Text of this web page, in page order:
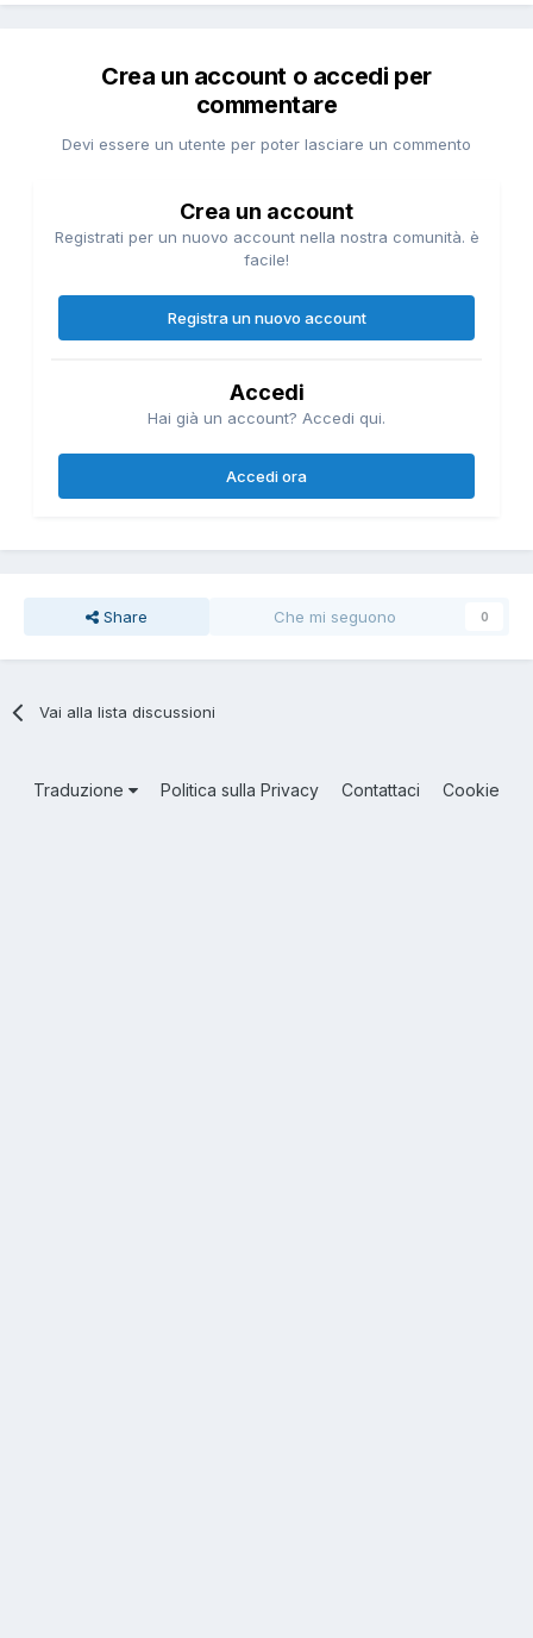
Crea un account o accedi per
commentare
Devi essere un utente per poter lasciare un commento
Crea un account
Registrati per un nuovo account nella nostra comunità. è
facile!
Registra un nuovo account
Accedi
Hai già un account? Accedi qui.
Accedi ora
Share Che mi seguono 0
Vai alla lista discussioni
Traduzione Politica sulla Privacy Contattaci Cookie